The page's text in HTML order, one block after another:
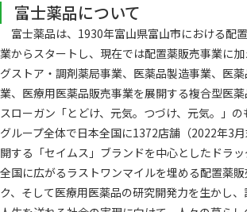
富士薬品について
富士薬品は、1930年富山県富山市における配
業からスタートし、現在では配置薬販売事業に加
グストア・調剤薬局事業、医薬品製造事業、医
業、医療用医薬品販売事業を展開する複合型医薬
スローガン「とどけ、元気。つづけ、元気。」の
グループ全体で日本全国に1372店舗（2022年3
開する「セイムス」ブランドを中心としたドラッ
全国に広がるラストワンマイルを埋める配置薬
ク、そして医療用医薬品の研究開発力を生かし